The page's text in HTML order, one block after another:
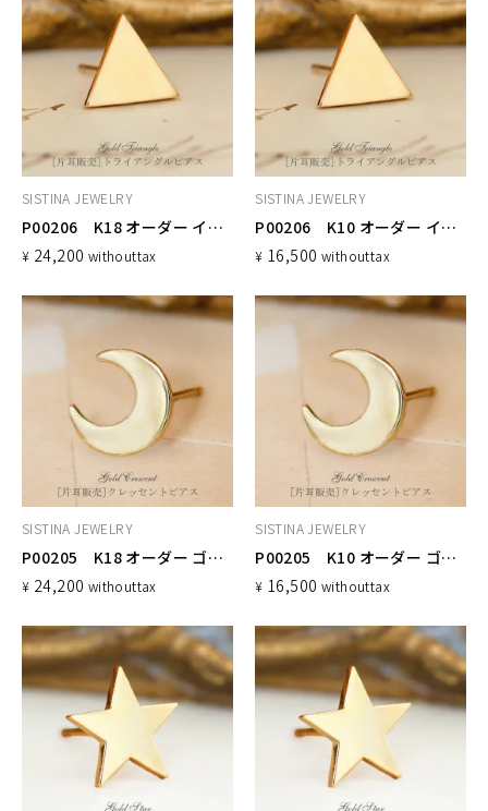
SISTINA JEWELRY
P00206 K18 オーダー イニシャルピアス トライアングル
¥ 24,200 withouttax
SISTINA JEWELRY
P00206 K10 オーダー イニシャルピアス トライアングル
¥ 16,500 withouttax
SISTINA JEWELRY
P00205 K18 オーダー ゴールドピアス クレッセント
¥ 24,200 withouttax
SISTINA JEWELRY
P00205 K10 オーダー ゴールドピアス クレッセント
¥ 16,500 withouttax